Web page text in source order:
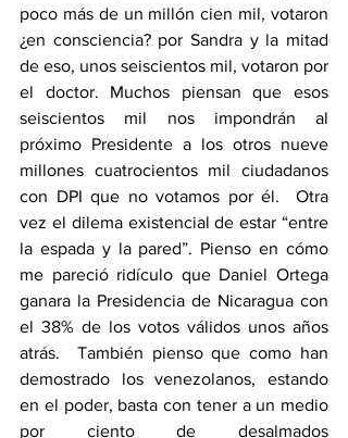
poco más de un millón cien mil, votaron
¿en consciencia? por Sandra y la mitad
de eso, unos seiscientos mil, votaron por
el doctor. Muchos piensan que esos
seiscientos mil nos impondrán al
próximo Presidente a los otros nueve
millones cuatrocientos mil ciudadanos
con DPI que no votamos por él.  Otra
vez el dilema existencial de estar “entre
la espada y la pared”. Pienso en cómo
me pareció ridículo que Daniel Ortega
ganara la Presidencia de Nicaragua con
el 38% de los votos válidos unos años
atrás.  También pienso que como han
demostrado los venezolanos, estando
en el poder, basta con tener a un medio
por ciento de desalmados